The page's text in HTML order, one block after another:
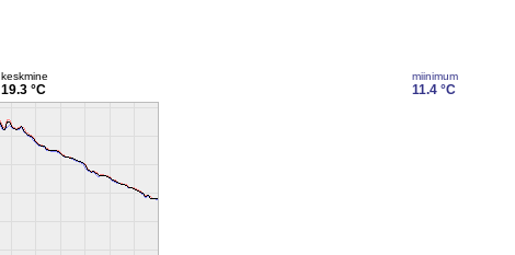
keskmine
19.3 °C
miinimum
11.4 °C